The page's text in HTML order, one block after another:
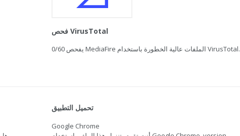
فحص VirusTotal
0/60 يفحص MediaFire الملفات عالية الخطورة باستخدام VirusTotal.
تحميل التطبيق
Google Chrome